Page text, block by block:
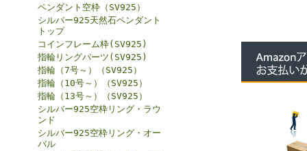
ペンダント空枠（SV925）
シルバー925天然石ペンダント
トップ
コインフレーム枠(SV925)
指輪リングパーツ(SV925)
指輪（7号～）（SV925）
指輪（10号～）（SV925）
指輪（13号～）（SV925）
シルバー925空枠リング・ラウ
ンド
シルバー925空枠リング・オー
バル